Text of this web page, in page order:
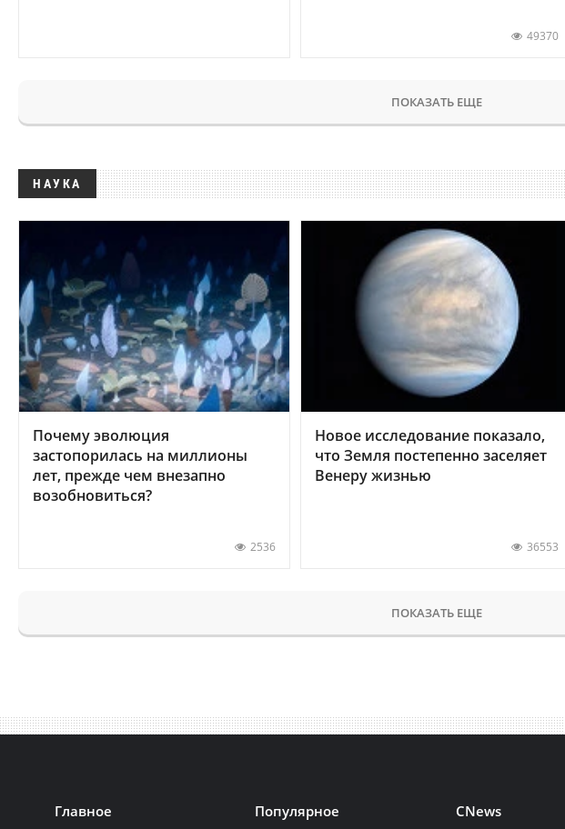
49370
ПОКАЗАТЬ ЕЩЕ
НАУКА
Почему эволюция
застопорилась на миллионы
лет, прежде чем внезапно
возобновиться?
2536
Новое исследование показало,
что Земля постепенно заселяет
Венеру жизнью
36553
ПОКАЗАТЬ ЕЩЕ
Главное Популярное CNews